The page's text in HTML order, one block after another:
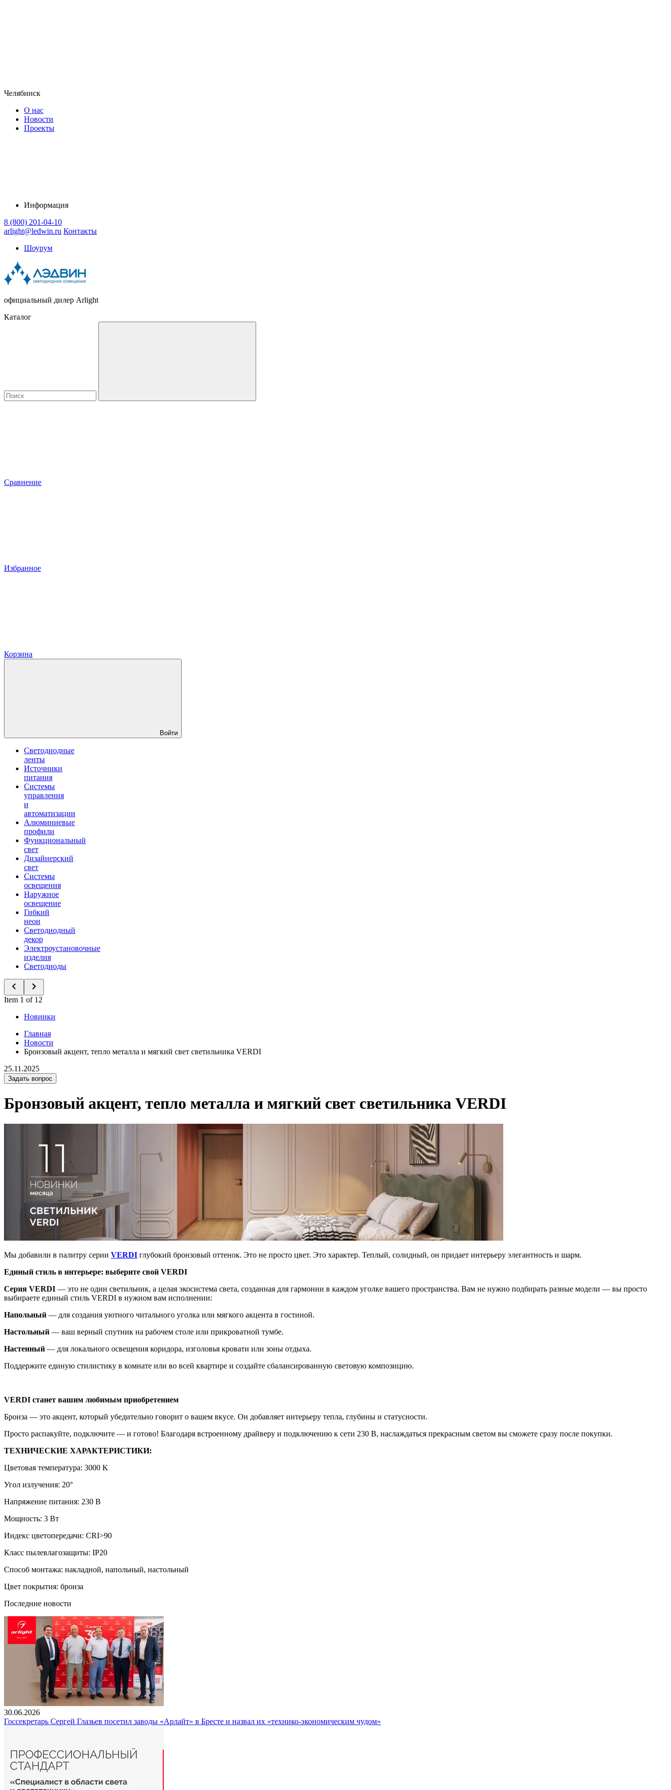
Челябинск
О нас
Новости
Проекты
Информация
8 (800) 201-04-10
arlight@ledwin.ru Контакты
Шоурум
официальный дилер Arlight
Каталог
Сравнение
Избранное
Корзина
Войти
Светодиодные
ленты
Источники
питания
Системы
управления
и
автоматизации
Алюминиевые
профили
Функциональный
свет
Дизайнерский
свет
Системы
освещения
Наружное
освещение
Гибкий
неон
Светодиодный
декор
Электроустановочные
изделия
Светодиоды
Item 1 of 12
Новинки
Главная
Новости
Бронзовый акцент, тепло металла и мягкий свет светильника VERDI
25.11.2025
Задать вопрос
Бронзовый акцент, тепло металла и мягкий свет светильника VERDI
Мы добавили в палитру серии VERDI глубокий бронзовый оттенок. Это не просто цвет. Это характер. Теплый, солидный, он придает интерьеру элегантность и шарм.
Единый стиль в интерьере: выберите свой VERDI
Серия VERDI — это не один светильник, а целая экосистема света, созданная для гармонии в каждом уголке вашего пространства. Вам не нужно подбирать разные модели — вы просто
выбираете единый стиль VERDI в нужном вам исполнении:
Напольный — для создания уютного читального уголка или мягкого акцента в гостиной.
Настольный — ваш верный спутник на рабочем столе или прикроватной тумбе.
Настенный — для локального освещения коридора, изголовья кровати или зоны отдыха.
Поддержите единую стилистику в комнате или во всей квартире и создайте сбалансированную световую композицию.
VERDI станет вашим любимым приобретением
Бронза — это акцент, который убедительно говорит о вашем вкусе. Он добавляет интерьеру тепла, глубины и статусности.
Просто распакуйте, подключите — и готово! Благодаря встроенному драйверу и подключению к сети 230 В, наслаждаться прекрасным светом вы сможете сразу после покупки.
ТЕХНИЧЕСКИЕ ХАРАКТЕРИСТИКИ:
Цветовая температура: 3000 K
Угол излучения: 20°
Напряжение питания: 230 В
Мощность: 3 Вт
Индекс цветопередачи: CRI>90
Класс пылевлагозащиты: IP20
Способ монтажа: накладной, напольный, настольный
Цвет покрытия: бронза
Последние новости
30.06.2026
Госсекретарь Сергей Глазьев посетил заводы «Арлайт» в Бресте и назвал их «технико-экономическим чудом»